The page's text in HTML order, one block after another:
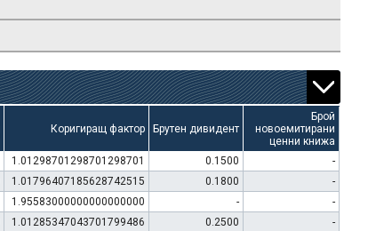
Коригиращ фактор Брутен дивидент
Брой
новоемитирани
ценни книжа
1.01298701298701298701 0.1500
-
1.01796407185628742515 0.1800
-
1.95583000000000000000 -
-
1.01285347043701799486 0.2500
-